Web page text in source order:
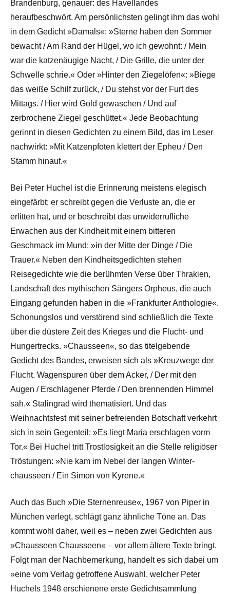
Brandenburg, genauer: des Havellandes
heraufbeschwört. Am persönlichsten gelingt ihm das wohl
in dem Gedicht »Damals«: »Sterne haben den Sommer
bewacht / Am Rand der Hügel, wo ich gewohnt: / Mein
war die katzenäugige Nacht, / Die Grille, die unter der
Schwelle schrie.« Oder »Hinter den Ziegelöfen«: »Biege
das weiße Schilf zurück, / Du stehst vor der Furt des
Mittags. / Hier wird Gold gewaschen / Und auf
zerbrochene Ziegel geschüttet.« Jede Beobachtung
gerinnt in diesen Gedichten zu einem Bild, das im Leser
nachwirkt: »Mit Katzenpfoten klettert der Epheu / Den
Stamm hinauf.«
Bei Peter Huchel ist die Erinnerung meistens elegisch
eingefärbt; er schreibt gegen die Verluste an, die er
erlitten hat, und er beschreibt das unwiderrufliche
Erwachen aus der Kindheit mit einem bitteren
Geschmack im Mund: »in der Mitte der Dinge / Die
Trauer.« Neben den Kindheitsgedichten stehen
Reisegedichte wie die berühmten Verse über Thrakien,
Landschaft des mythischen Sängers Orpheus, die auch
Eingang gefunden haben in die »Frankfurter Anthologie«.
Schonungslos und verstörend sind schließlich die Texte
über die düstere Zeit des Krieges und die Flucht- und
Hungertrecks. »Chausseen«, so das titelgebende
Gedicht des Bandes, erweisen sich als »Kreuzwege der
Flucht. Wagenspuren über dem Acker, / Der mit den
Augen / Erschlagener Pferde / Den brennenden Himmel
sah.« Stalingrad wird thematisiert. Und das
Weihnachtsfest mit seiner befreienden Botschaft verkehrt
sich in sein Gegenteil: »Es liegt Maria erschlagen vorm
Tor.« Bei Huchel tritt Trostlosigkeit an die Stelle religiöser
Tröstungen: »Nie kam im Nebel der langen Winter-
chausseen / Ein Simon von Kyrene.«
Auch das Buch »Die Sternenreuse«, 1967 von Piper in
München verlegt, schlägt ganz ähnliche Töne an. Das
kommt wohl daher, weil es – neben zwei Gedichten aus
»Chausseen Chausseen« – vor allem ältere Texte bringt.
Folgt man der Nachbemerkung, handelt es sich dabei um
»eine vom Verlag getroffene Auswahl, welcher Peter
Huchels 1948 erschienene erste Gedichtsammlung